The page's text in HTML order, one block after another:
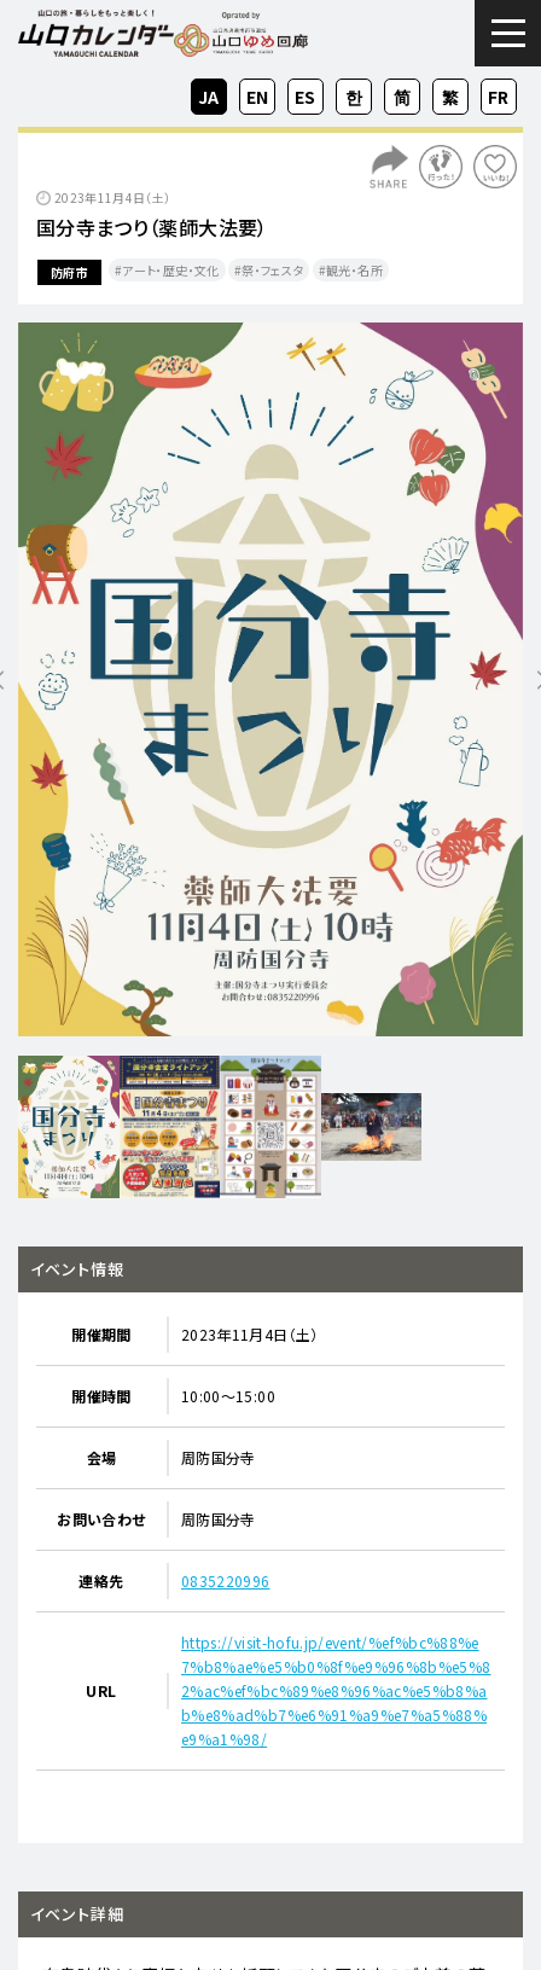
ZH-
CN
ZH-
TW
EN FR
JA KO
ES
2023年11月4日（土）
国分寺まつり（薬師大法要）
防府市 アート・歴史・文化 祭・フェスタ 観光・名所
イベント情報
開催期間 2023年11月4日（土）
開催時間 10:00～15:00
会場 周防国分寺
お問い合わせ 周防国分寺
連絡先 0835220996
URL
https://visit-hofu.jp/event/%ef%bc%88%e
7%b8%ae%e5%b0%8f%e9%96%8b%e5%8
2%ac%ef%bc%89%e8%96%ac%e5%b8%a
b%e8%ad%b7%e6%91%a9%e7%a5%88%
e9%a1%98/
イベント詳細